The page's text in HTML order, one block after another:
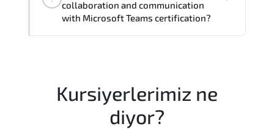
collaboration and communication
with Microsoft Teams certification?
timed mock exams.
Kursiyerlerimiz ne
diyor?